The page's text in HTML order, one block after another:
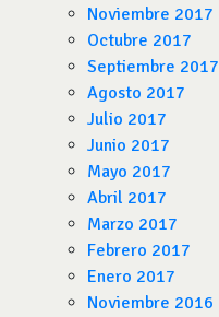
Noviembre 2017
Octubre 2017
Septiembre 2017
Agosto 2017
Julio 2017
Junio 2017
Mayo 2017
Abril 2017
Marzo 2017
Febrero 2017
Enero 2017
Noviembre 2016